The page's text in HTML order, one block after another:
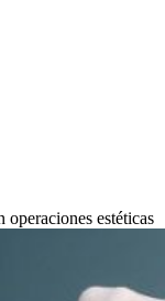
operaciones estéticas